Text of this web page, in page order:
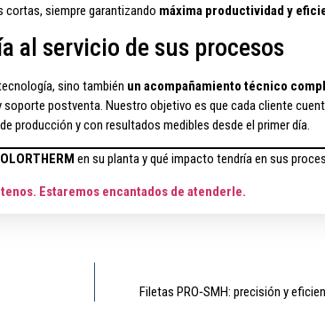
cortas, siempre garantizando máxima productividad y
al servicio de sus procesos
sino también un acompañamiento técnico
postventa. Nuestro objetivo es que cada cliente
producción y con resultados medibles desde el primer día.
en su planta y qué impacto tendría en sus
Estaremos encantados de atenderle.
Filetas PRO‑SMH: precisión y